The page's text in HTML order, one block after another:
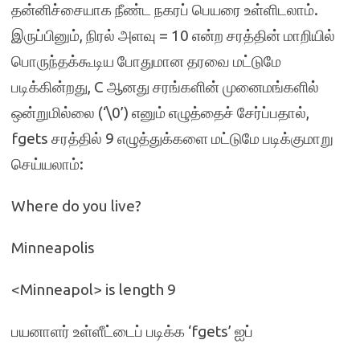
தன்னிச்சையாக நீண்ட நகரப் பெயரை உள்ளிடலாம்.
இருப்பினும், நிரல் அளவு = 10 என்ற சரத்தின் மாறியில்
பொருந்தக்கூடிய போதுமான தரவை மட்டுமே
படிக்கின்றது, C ஆனது சரங்களின் முனைமங்களில்
ஒன்றுமில்லை (‘\0’) எனும் எழுத்தைச் சேர்ப்பதால்,
fgets சரத்தில் 9 எழுத்துக்களை மட்டுமே படிக்குமாறு
செய்யலாம்:
Where do you live?
Minneapolis
<Minneapol> is length 9
பயனாளர் உள்ளீட்டைப் படிக்க ‘fgets’ ஐப்